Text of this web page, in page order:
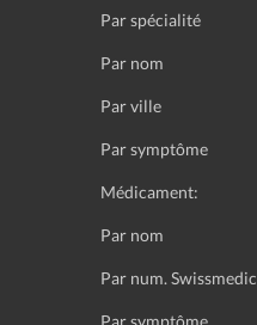
Par spécialité
Par nom
Par ville
Par symptôme
Médicament:
Par nom
Par num. Swissmedic